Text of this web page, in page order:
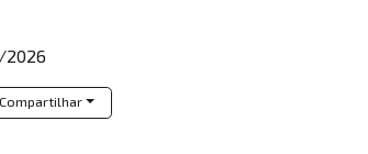
2026
Compartilhar